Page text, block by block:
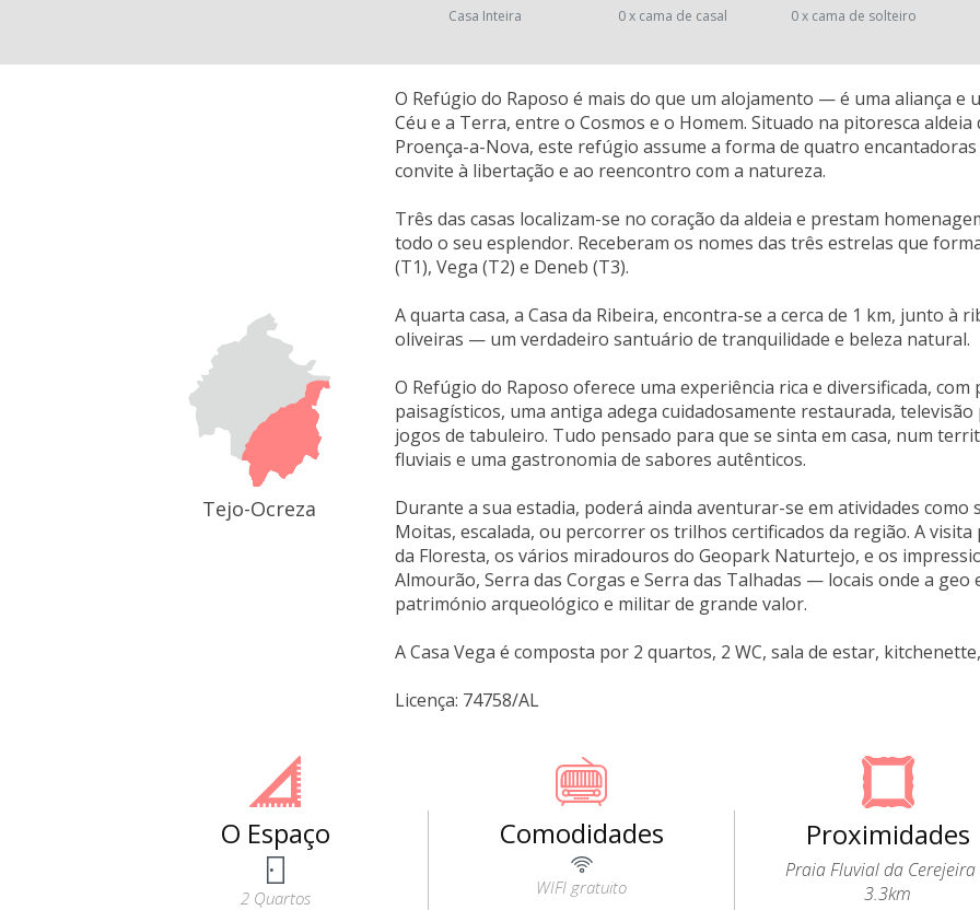
Casa Inteira 0 x cama de casal 0 x cama de solteiro
Tejo-Ocreza
O Refúgio do Raposo é mais do que um alojamento — é uma aliança e
Céu e a Terra, entre o Cosmos e o Homem. Situado na pitoresca
Proença-a-Nova, este refúgio assume a forma de quatro
convite à libertação e ao reencontro com a natureza.
Três das casas localizam-se no coração da aldeia e prestam
todo o seu esplendor. Receberam os nomes das três estrelas que
(T1), Vega (T2) e Deneb (T3).
A quarta casa, a Casa da Ribeira, encontra-se a cerca de 1 km, junto à
oliveiras — um verdadeiro santuário de tranquilidade e beleza natural.
O Refúgio do Raposo oferece uma experiência rica e diversificada,
paisagísticos, uma antiga adega cuidadosamente restaurada,
jogos de tabuleiro. Tudo pensado para que se sinta em casa, num
fluviais e uma gastronomia de sabores autênticos.
Durante a sua estadia, poderá ainda aventurar-se em atividades
Moitas, escalada, ou percorrer os trilhos certificados da região. A
da Floresta, os vários miradouros do Geopark Naturtejo, e os
Almourão, Serra das Corgas e Serra das Talhadas — locais onde a geo
património arqueológico e militar de grande valor.
A Casa Vega é composta por 2 quartos, 2 WC, sala de estar,
Licença: 74758/AL
O Espaço
2 Quartos
Comodidades
WIFI gratuito
Proximidades
Praia Fluvial da Cerejeira
3.3km